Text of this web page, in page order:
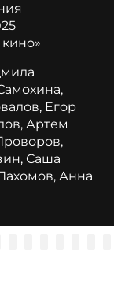
Егор
Артем
Саша
Анна